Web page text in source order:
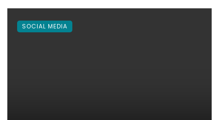
SOCIAL MEDIA